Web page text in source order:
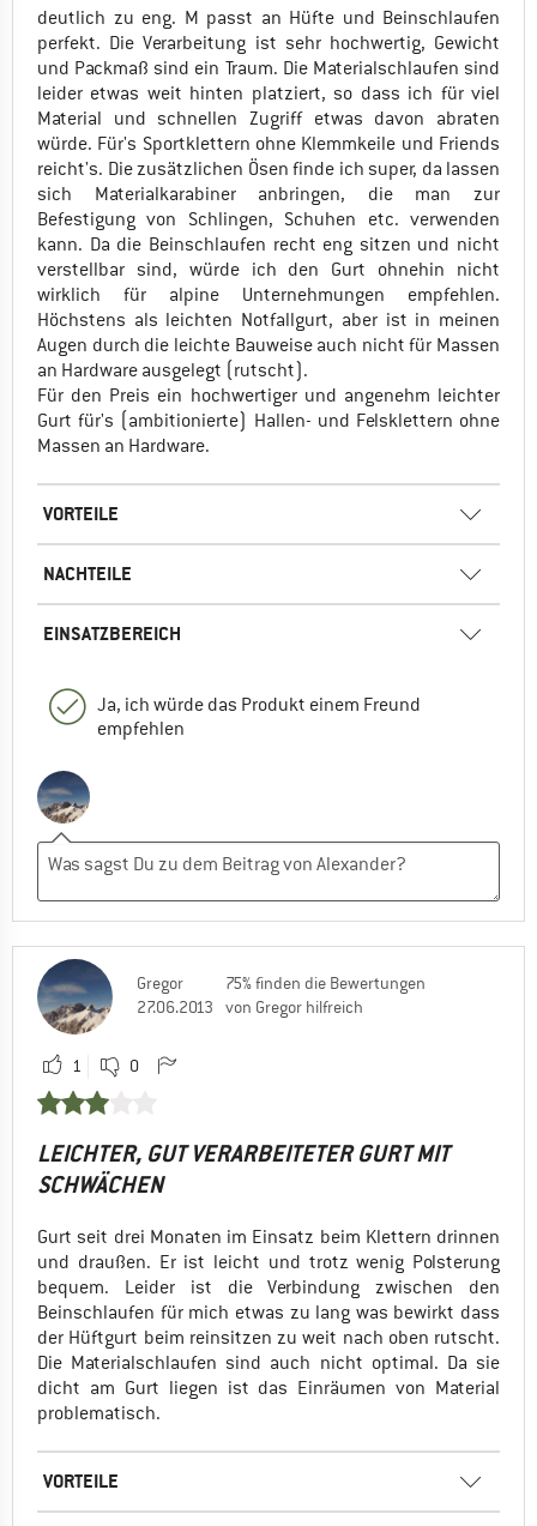
deutlich zu eng. M passt an Hüfte und Beinschlaufen
perfekt. Die Verarbeitung ist sehr hochwertig, Gewicht
und Packmaß sind ein Traum. Die Materialschlaufen sind
leider etwas weit hinten platziert, so dass ich für viel
Material und schnellen Zugriff etwas davon abraten
würde. Für's Sportklettern ohne Klemmkeile und Friends
reicht's. Die zusätzlichen Ösen finde ich super, da lassen
sich Materialkarabiner anbringen, die man zur
Befestigung von Schlingen, Schuhen etc. verwenden
kann. Da die Beinschlaufen recht eng sitzen und nicht
verstellbar sind, würde ich den Gurt ohnehin nicht
wirklich für alpine Unternehmungen empfehlen.
Höchstens als leichten Notfallgurt, aber ist in meinen
Augen durch die leichte Bauweise auch nicht für Massen
an Hardware ausgelegt (rutscht).
Für den Preis ein hochwertiger und angenehm leichter
Gurt für's (ambitionierte) Hallen- und Felsklettern ohne
Massen an Hardware.
VORTEILE
NACHTEILE
EINSATZBEREICH
Ja, ich würde das Produkt einem Freund
empfehlen
Gregor
27.06.2013
75% finden die Bewertungen
von Gregor hilfreich
1 0
LEICHTER, GUT VERARBEITETER GURT MIT
SCHWÄCHEN
Gurt seit drei Monaten im Einsatz beim Klettern drinnen
und draußen. Er ist leicht und trotz wenig Polsterung
bequem. Leider ist die Verbindung zwischen den
Beinschlaufen für mich etwas zu lang was bewirkt dass
der Hüftgurt beim reinsitzen zu weit nach oben rutscht.
Die Materialschlaufen sind auch nicht optimal. Da sie
dicht am Gurt liegen ist das Einräumen von Material
problematisch.
VORTEILE